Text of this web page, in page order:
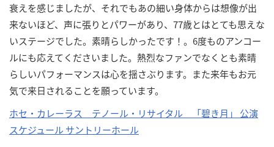
衰えを感じましたが、それでもあの細い身体からは想像が出
来ないほど、声に張りとパワーがあり、77歳とはとても思えな
いステージでした。素晴らしかったです！。6度ものアンコー
ルにも応えてくださいました。熱烈なファンでなくとも素晴
らしいパフォーマンスは心を揺さぶります。また来年もお元
気で来日されることを願っています。
ホセ・カレーラス テノール・リサイタル 「碧き月」 公演
スケジュール サントリーホール